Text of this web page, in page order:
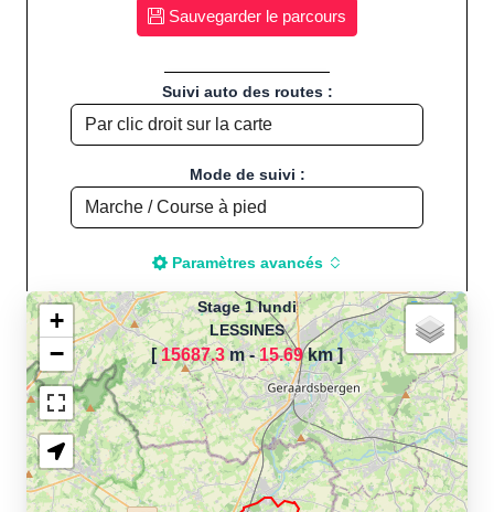
Sauvegarder le parcours
Suivi auto des routes :
Mode de suivi :
Paramètres avancés
Chargement de la carte
pour calculer la distance
de votre parcours sportif
(Footing, Jogging, Course à
Stage 1 lundi
LESSINES
[15687.3m -15.69km]
+
−